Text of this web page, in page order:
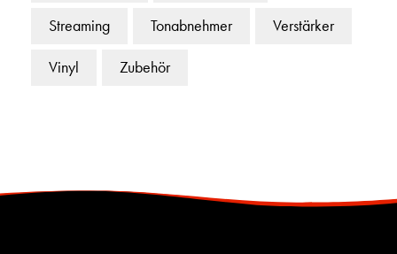
Streaming Tonabnehmer Verstärker
Vinyl Zubehör